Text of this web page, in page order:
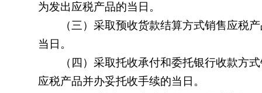
为发出应税产品的当日。
（三）采取预收货款结算方式销售应税产
当日。
（四）采取托收承付和委托银行收款方式
应税产品并办妥托收手续的当日。